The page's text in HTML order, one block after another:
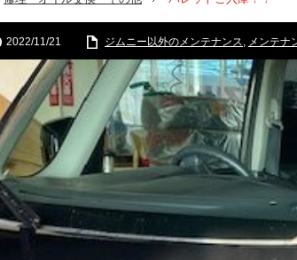
2022/11/21 ジムニー以外のメンテナンス, メンテナ